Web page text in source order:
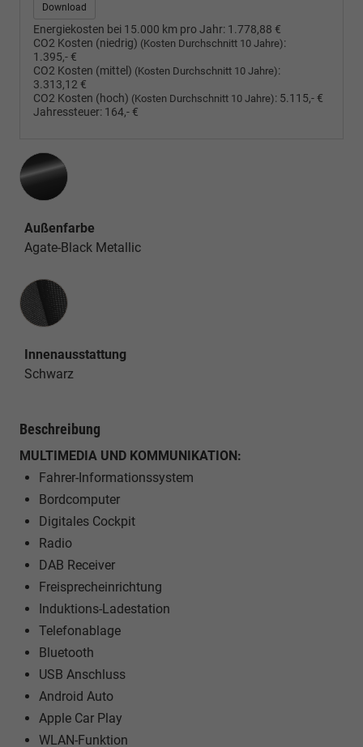
Download
Energiekosten bei 15.000 km pro Jahr: 1.778,88 €
CO2 Kosten (niedrig) (Kosten Durchschnitt 10 Jahre):
1.395,- €
CO2 Kosten (mittel) (Kosten Durchschnitt 10 Jahre):
3.313,12 €
CO2 Kosten (hoch) (Kosten Durchschnitt 10 Jahre): 5.115,- €
Jahressteuer: 164,- €
Außenfarbe
Agate-Black Metallic
Innenausstattung
Innenausstattung
Schwarz
Beschreibung
MULTIMEDIA UND KOMMUNIKATION:
Fahrer-Informationssystem
Bordcomputer
Digitales Cockpit
Radio
DAB Receiver
Freisprecheinrichtung
Induktions-Ladestation
Telefonablage
Bluetooth
USB Anschluss
Android Auto
Apple Car Play
WLAN-Funktion